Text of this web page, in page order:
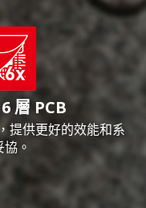
層 PCB
提供更好的效能和系
。